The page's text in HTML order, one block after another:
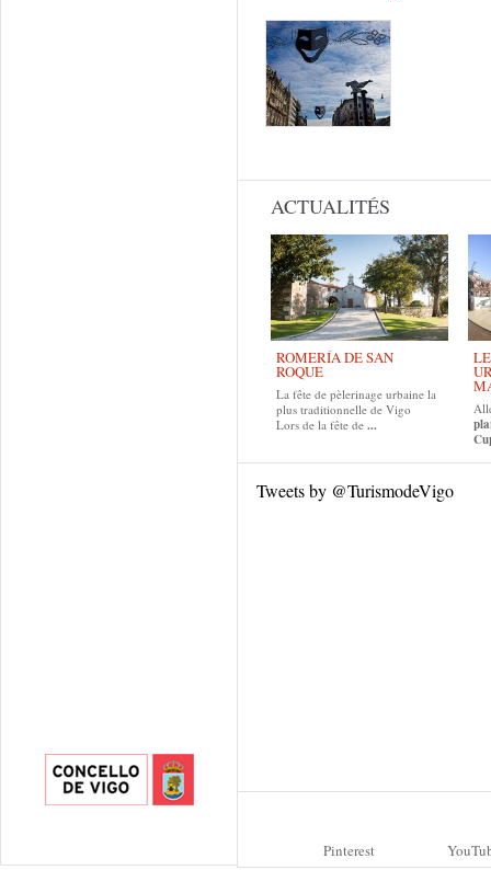
ACTUALITÉS
ROMERÍA DE SAN
ROQUE
La fête de pèlerinage urbaine la
plus traditionnelle de Vigo
Lors de la fête de ...
Tweets by @TurismodeVigo
Pinterest